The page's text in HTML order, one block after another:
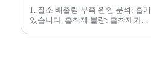
1. 질소 배출량 부족 원인 분석: 흡
있습니다. 흡착제 불량: 흡착제가...